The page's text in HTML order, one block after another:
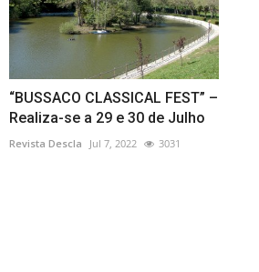
“BUSSACO CLASSICAL FEST” –
Realiza-se a 29 e 30 de Julho
Revista Descla Jul 7, 2022 3031